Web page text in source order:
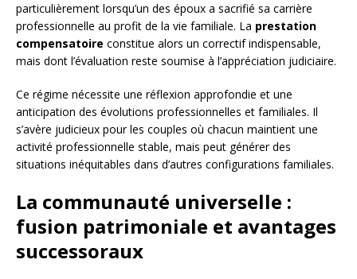
particulièrement lorsqu’un des époux a sacrifié sa carrière
professionnelle au profit de la vie familiale. La prestation
compensatoire constitue alors un correctif indispensable,
mais dont l’évaluation reste soumise à l’appréciation judiciaire.
Ce régime nécessite une réflexion approfondie et une
anticipation des évolutions professionnelles et familiales. Il
s’avère judicieux pour les couples où chacun maintient une
activité professionnelle stable, mais peut générer des
situations inéquitables dans d’autres configurations familiales.
La communauté universelle :
fusion patrimoniale et avantages
successoraux